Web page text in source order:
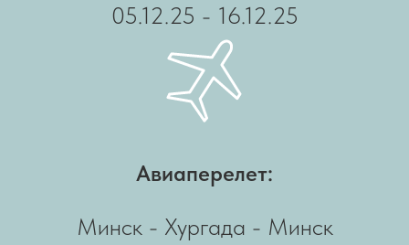
05.12.25 - 16.12.25
Авиаперелет:
Минск - Хургада - Минск